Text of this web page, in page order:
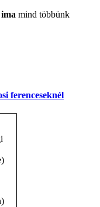
mind többünk
ferenceseknél